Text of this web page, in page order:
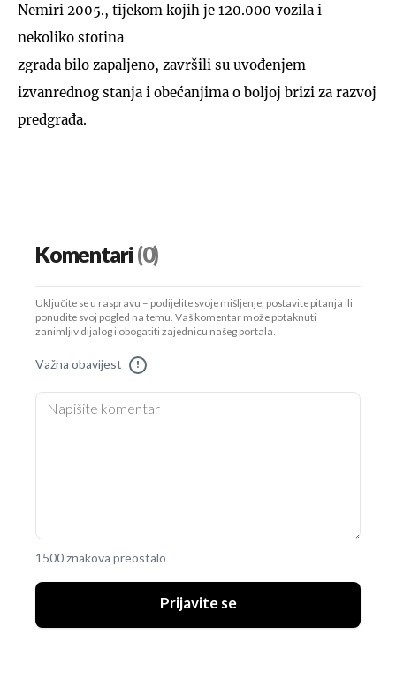
Nemiri 2005., tijekom kojih je 120.000 vozila i
nekoliko stotina
zgrada bilo zapaljeno, završili su uvođenjem
izvanrednog stanja i obećanjima o boljoj brizi za razvoj
predgrađa.
Komentari(0)
Uključite se u raspravu – podijelite svoje mišljenje, postavite pitanja ili
ponudite svoj pogled na temu. Vaš komentar može potaknuti
zanimljiv dijalog i obogatiti zajednicu našeg portala.
Važna obavijest !
1500 znakova preostalo
Prijavite se